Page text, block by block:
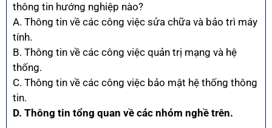
thông tin hướng nghiệp nào?
A. Thông tin về các công việc sửa chữa và bảo trì máy
tính.
B. Thông tin về các công việc quản trị mạng và hệ
thống.
C. Thông tin về các công việc bảo mật hệ thống thông
tin.
D. Thông tin tổng quan về các nhóm nghề trên.